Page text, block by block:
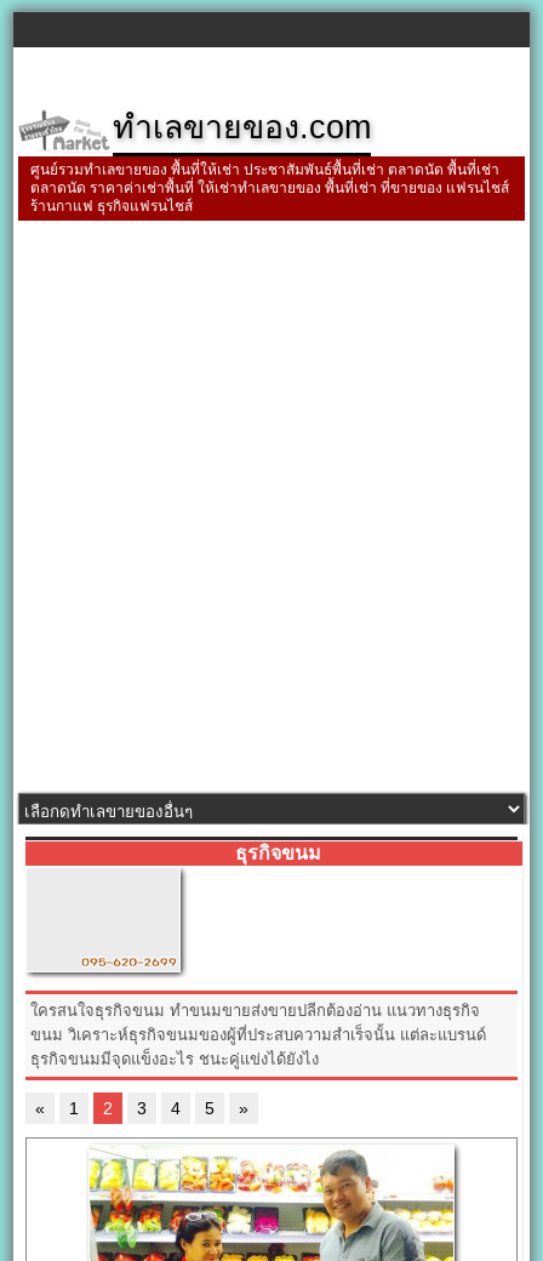
ทำเลขายของ.com
ศูนย์รวมทำเลขายของ พื้นที่ให้เช่า ประชาสัมพันธ์พื้นที่เช่า ตลาดนัด พื้นที่เช่า
ตลาดนัด ราคาค่าเช่าพื้นที่ ให้เช่าทำเลขายของ พื้นที่เช่า ที่ขายของ แฟรนไชส์
ร้านกาแฟ ธุรกิจแฟรนไชส์
ธุรกิจขนม
ใครสนใจธุรกิจขนม ทำขนมขายส่งขายปลีกต้องอ่าน แนวทางธุรกิจ
ขนม วิเคราะห์ธุรกิจขนมของผู้ที่ประสบความสำเร็จนั้น แต่ละแบรนด์
ธุรกิจขนมมีจุดแข็งอะไร ชนะคู่แข่งได้ยังไง
« 1 2 3 4 5 »